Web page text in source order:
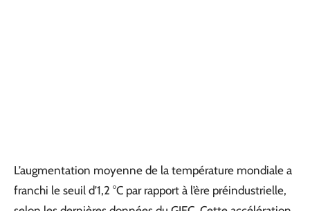
L’augmentation moyenne de la température mondiale a
franchi le seuil d’1,2 °C par rapport à l’ère préindustrielle,